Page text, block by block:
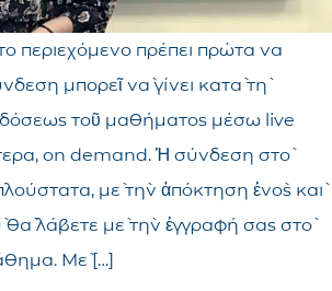
περιεχόμενο πρέπει πρώτα να
μπορεῖ νὰ γίνει κατὰ τὴ
τοῦ μαθήματος μέσω live
on demand. Ἡ σύνδεση στὸ
μὲ τὴν ἀπόκτηση ἑνὸς καὶ
λάβετε μὲ τὴν ἐγγραφή σας στὸ
Μὲ […]